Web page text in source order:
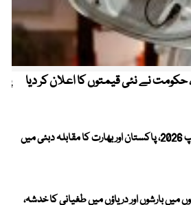
حکومت نے نئی قیمتوں کا اعلان کر دیا
ویمنز ایشیا کپ 2026، پاکستان اور بھارت کا مقابلہ دبئی میں
گھنٹوں میں بارشوں اور دریاؤں میں طغیانی کا خدشہ،